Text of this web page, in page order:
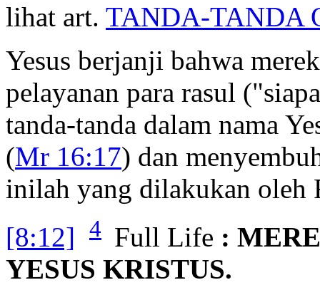
lihat art. TANDA-TANDA
Yesus berjanji bahwa
pelayanan para rasul
tanda-tanda dalam nama
(Mr 16:17) dan
inilah yang dilakukan oleh
[8:12]
4 Full Life :
YESUS KRISTUS.